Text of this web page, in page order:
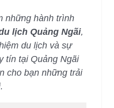
những hành trình
lịch Quảng Ngãi,
du lịch và sự
tín tại Quảng Ngãi
cho bạn những trải